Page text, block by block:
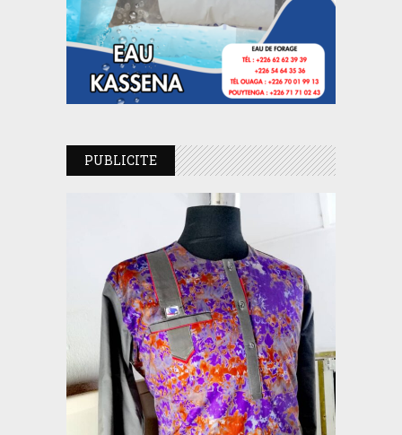
PUBLICITE